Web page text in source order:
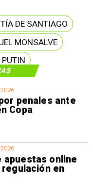
penales ante
Copa
apuestas online
en
DE SANTIAGO
MONSALVE